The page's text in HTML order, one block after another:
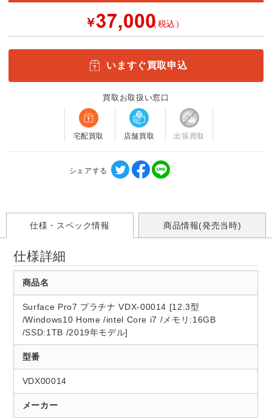
￥ （税込）
いますぐ買取申込
買取お取扱い窓口
宅配買取 店舗買取 出張買取
シェアする
仕様・スペック情報 商品情報(発売当時)
仕様詳細
商品名
Surface Pro7 プラチナ VDX-00014 [12.3型
/Windows10 Home /intel Core i7 /メモリ:16GB
/SSD:1TB /2019年モデル]
型番
VDX00014
メーカー